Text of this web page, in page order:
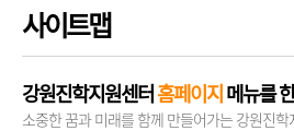
사이트맵
강원진학지원센터홈페이지메뉴를
소중한 꿈과 미래를 함께 만들어가는 강원진